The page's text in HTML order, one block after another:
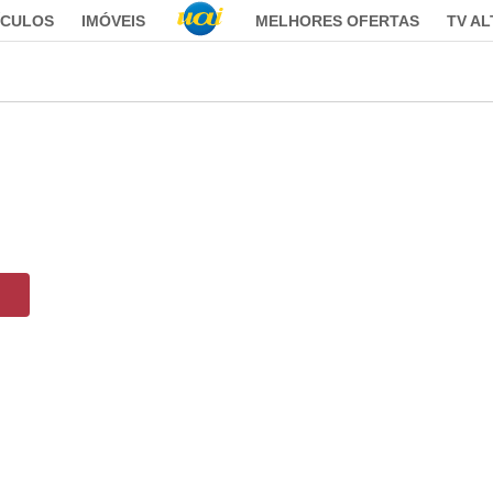
IMÓVEIS MELHORES OFERTAS TV